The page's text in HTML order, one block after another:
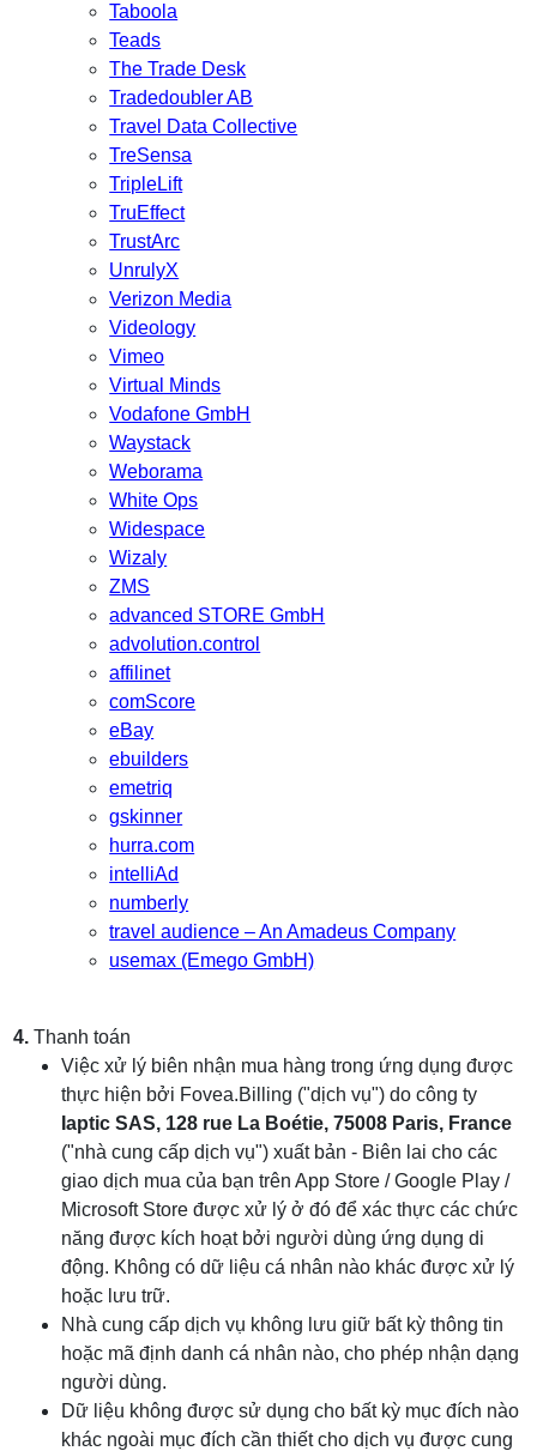
Taboola
Teads
The Trade Desk
Tradedoubler AB
Travel Data Collective
TreSensa
TripleLift
TruEffect
TrustArc
UnrulyX
Verizon Media
Videology
Vimeo
Virtual Minds
Vodafone GmbH
Waystack
Weborama
White Ops
Widespace
Wizaly
ZMS
advanced STORE GmbH
advolution.control
affilinet
comScore
eBay
ebuilders
emetriq
gskinner
hurra.com
intelliAd
numberly
travel audience – An Amadeus Company
usemax (Emego GmbH)
4.Thanh toán
Việc xử lý biên nhận mua hàng trong ứng dụng được
thực hiện bởi Fovea.Billing ("dịch vụ") do công ty
Iaptic SAS, 128 rue La Boétie, 75008 Paris, France
("nhà cung cấp dịch vụ") xuất bản - Biên lai cho các
giao dịch mua của bạn trên App Store / Google Play /
Microsoft Store được xử lý ở đó để xác thực các chức
năng được kích hoạt bởi người dùng ứng dụng di
động. Không có dữ liệu cá nhân nào khác được xử lý
hoặc lưu trữ.
Nhà cung cấp dịch vụ không lưu giữ bất kỳ thông tin
hoặc mã định danh cá nhân nào, cho phép nhận dạng
người dùng.
Dữ liệu không được sử dụng cho bất kỳ mục đích nào
khác ngoài mục đích cần thiết cho dịch vụ được cung